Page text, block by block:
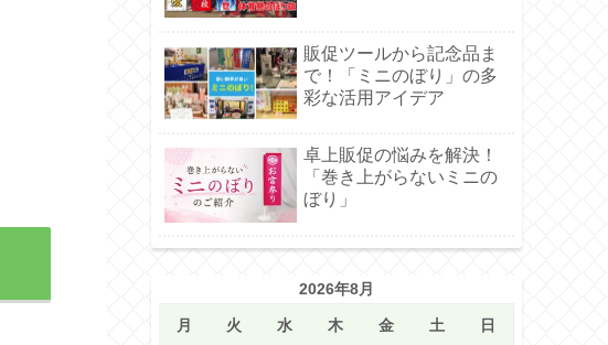
販促ツールから記念品ま
で！「ミニのぼり」の多
彩な活用アイデア
卓上販促の悩みを解決！
「巻き上がらないミニの
ぼり」
2026年8月
月 火 水 木 金 土
日